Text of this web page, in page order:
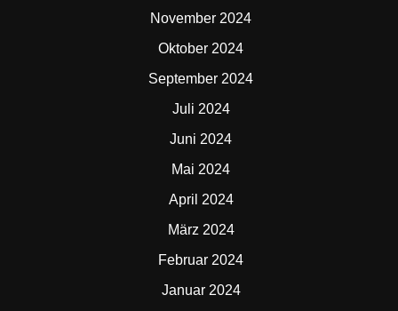
November 2024
Oktober 2024
September 2024
Juli 2024
Juni 2024
Mai 2024
April 2024
März 2024
Februar 2024
Januar 2024